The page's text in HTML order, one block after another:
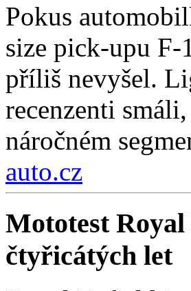
Pokus
size pick-upu F-
příliš nevyšel.
recenzenti
náročném
auto.cz
Mototest
čtyřicátých let